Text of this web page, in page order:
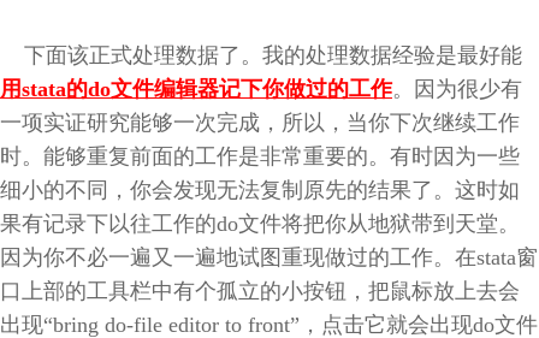
下面该正式处理数据了。我的处理数据经验是最好能
用stata的do文件编辑器记下你做过的工作。因为很少有
一项实证研究能够一次完成，所以，当你下次继续工作
时。能够重复前面的工作是非常重要的。有时因为一些
细小的不同，你会发现无法复制原先的结果了。这时如
果有记录下以往工作的do文件将把你从地狱带到天堂。
因为你不必一遍又一遍地试图重现做过的工作。在stata窗
口上部的工具栏中有个孤立的小按钮，把鼠标放上去会
出现“bring do-file editor to front”，点击它就会出现do文件